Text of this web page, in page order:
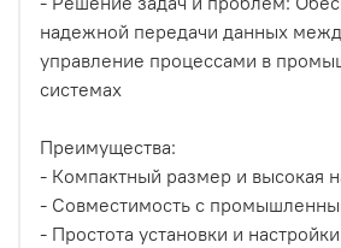
надежной передачи данных
управление процессами в
системах
Преимущества:
- Компактный размер и высокая
- Совместимость с
- Простота установки и настройки